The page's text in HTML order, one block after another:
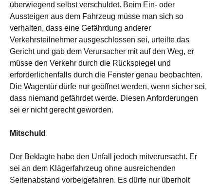
überwiegend selbst verschuldet. Beim Ein- oder
Aussteigen aus dem Fahrzeug müsse man sich so
verhalten, dass eine Gefährdung anderer
Verkehrsteilnehmer ausgeschlossen sei, urteilte das
Gericht und gab dem Verursacher mit auf den Weg, er
müsse den Verkehr durch die Rückspiegel und
erforderlichenfalls durch die Fenster genau beobachten.
Die Wagentür dürfe nur geöffnet werden, wenn sicher sei,
dass niemand gefährdet werde. Diesen Anforderungen
sei er nicht gerecht geworden.
Mitschuld
Der Beklagte habe den Unfall jedoch mitverursacht. Er
sei an dem Klägerfahrzeug ohne ausreichenden
Seitenabstand vorbeigefahren. Es dürfe nur überholt